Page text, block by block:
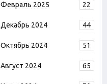
Февраль 2025 22
Декабрь 2024 44
Октябрь 2024 51
Август 2024 65